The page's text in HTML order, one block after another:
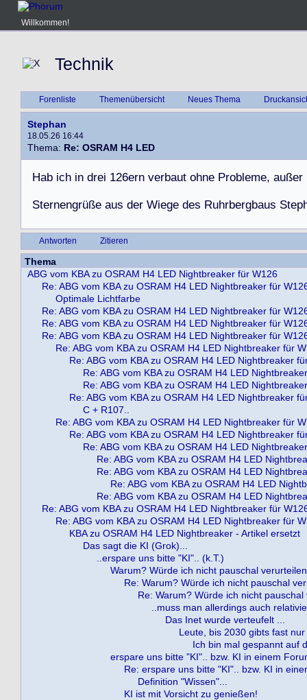
Willkommen!
Technik
Forenliste Themenübersicht Neues Thema
Stephan
18.05.26 16:44
Thema: Re: OSRAM H4 LED
Hab ich in drei 126ern verbaut ohne Probleme, außer
Sternengrüße aus der Wiege des Ruhrbergbaus Step
Antworten Zitieren
Thema
ABG vom KBA zu OSRAM H4 LED Nightbreaker für W126
Re: ABG vom KBA zu OSRAM H4 LED Nightbreaker für
Optimale Lichtfarbe
Re: ABG vom KBA zu OSRAM H4 LED Nightbreaker für
Re: ABG vom KBA zu OSRAM H4 LED Nightbreaker für
Re: ABG vom KBA zu OSRAM H4 LED Nightbreaker für
Re: ABG vom KBA zu OSRAM H4 LED Nightbreaker für
Re: ABG vom KBA zu OSRAM H4 LED Nightbreaker
Re: ABG vom KBA zu OSRAM H4 LED
Re: ABG vom KBA zu OSRAM H4 LED
Re: ABG vom KBA zu OSRAM H4 LED Nightbreaker
C + R107..
Re: ABG vom KBA zu OSRAM H4 LED Nightbreaker für
Re: ABG vom KBA zu OSRAM H4 LED Nightbreaker
Re: ABG vom KBA zu OSRAM H4 LED
Re: ABG vom KBA zu OSRAM H4 LED
Re: ABG vom KBA zu OSRAM H4 LED
Re: ABG vom KBA zu OSRAM H4 LED
Re: ABG vom KBA zu OSRAM H4 LED
Re: ABG vom KBA zu OSRAM H4 LED Nightbreaker für
Re: ABG vom KBA zu OSRAM H4 LED Nightbreaker für
KBA zu OSRAM H4 LED Nightbreaker - Artikel ersetzt
Das sagt die KI (Grok)...
..erspare uns bitte "KI".. (k.T.)
Warum? Würde ich nicht pauschal
Re: Warum? Würde ich nicht pauschal
Re: Warum? Würde ich nicht
..muss man allerdings auch
Das Inet wurde verteufelt ...
Leute, bis 2030 gibts fast
Ich bin mal gespannt auf
erspare uns bitte "KI".. bzw. KI in einem
Re: erspare uns bitte "KI".. bzw. KI in
Definition "Wissen"...
KI ist mit Vorsicht zu genießen!